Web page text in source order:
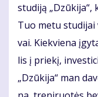
stu­di­ją
Tuo me­tu stu­di­jai
vai. Kiek­vie­na
lis į prie­kį,
„Dzū­ki­ja“ man